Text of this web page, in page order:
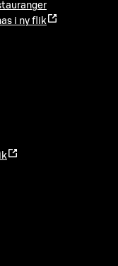
i ny flik